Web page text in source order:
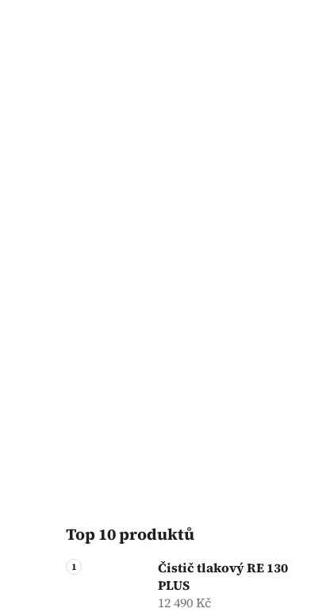
Top 10 produktů
Čistič tlakový RE 130
PLUS
12 490 Kč